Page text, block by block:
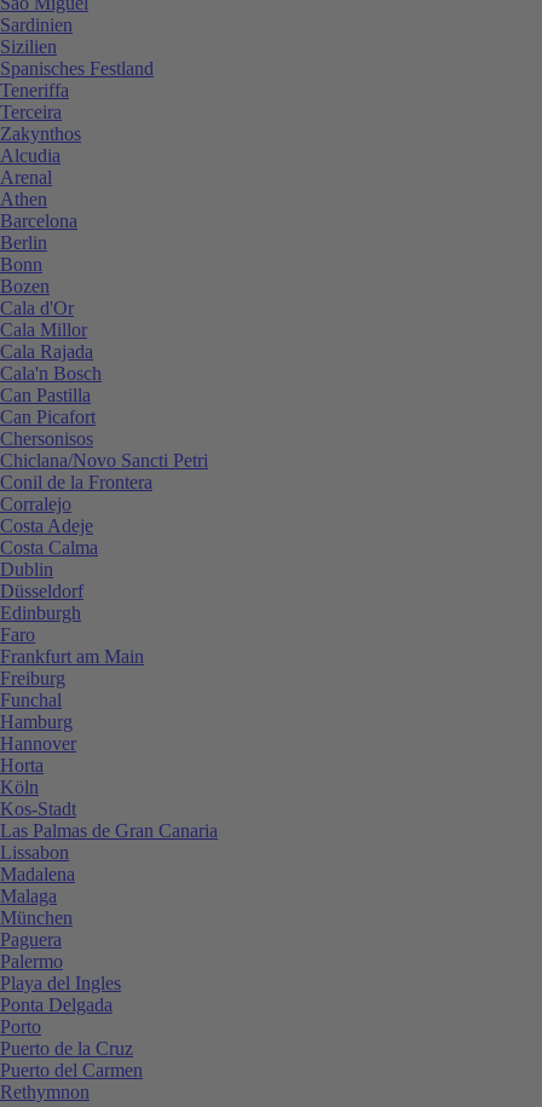
Sardinien
Sizilien
Spanisches Festland
Teneriffa
Terceira
Zakynthos
Alcudia
Arenal
Athen
Barcelona
Berlin
Bonn
Bozen
Cala d'Or
Cala Millor
Cala Rajada
Cala'n Bosch
Can Pastilla
Can Picafort
Chersonisos
Chiclana/Novo Sancti Petri
Conil de la Frontera
Corralejo
Costa Adeje
Costa Calma
Dublin
Düsseldorf
Edinburgh
Faro
Frankfurt am Main
Freiburg
Funchal
Hamburg
Hannover
Horta
Köln
Kos-Stadt
Las Palmas de Gran Canaria
Lissabon
Madalena
Malaga
München
Paguera
Palermo
Playa del Ingles
Ponta Delgada
Porto
Puerto de la Cruz
Puerto del Carmen
Rethymnon